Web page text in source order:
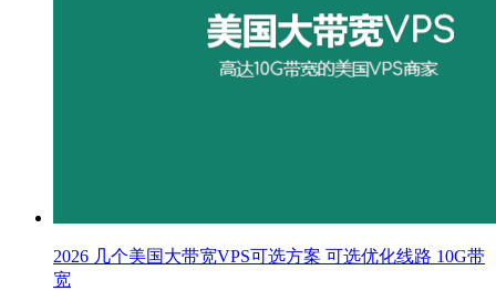
2026 几个美国大带宽VPS可选方案 可选优化线路 10G带
宽